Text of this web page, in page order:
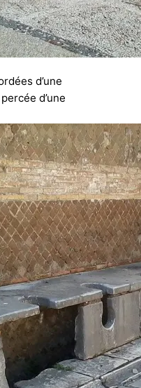
d’une
d’une